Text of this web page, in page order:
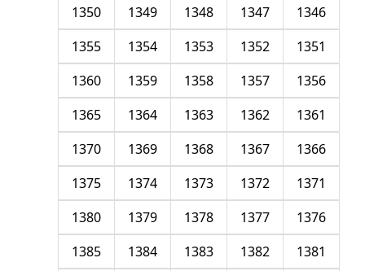
1346
1347
1348
1349
1350
1351
1352
1353
1354
1355
1356
1357
1358
1359
1360
1361
1362
1363
1364
1365
1366
1367
1368
1369
1370
1371
1372
1373
1374
1375
1376
1377
1378
1379
1380
1381
1382
1383
1384
1385